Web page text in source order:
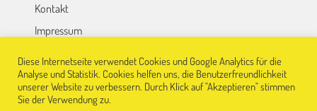
Kontakt
Impressum
Diese Internetseite verwendet Cookies und Google Analytics für die
Analyse und Statistik. Cookies helfen uns, die Benutzerfreundlichkeit
unserer Website zu verbessern. Durch Klick auf "Akzeptieren" stimmen
Sie der Verwendung zu.